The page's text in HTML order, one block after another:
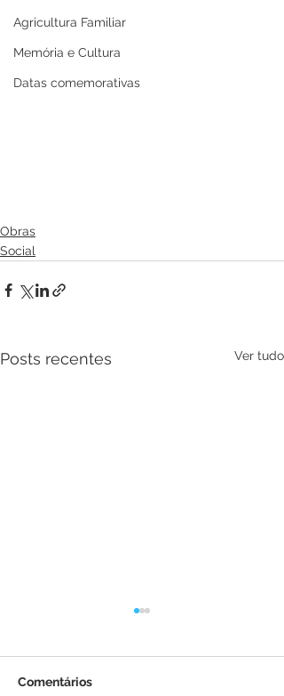
Agricultura Familiar
Memória e Cultura
Datas comemorativas
Obras
Social
Posts recentes Ver tudo
Comentários